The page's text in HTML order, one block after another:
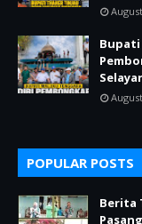
Bupati
POPULAR POSTS
Berita